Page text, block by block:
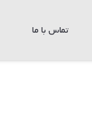
تماس با ما